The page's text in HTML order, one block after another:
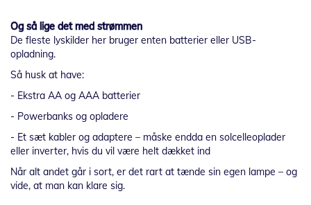
Og så lige det med strømmen
De fleste lyskilder her bruger enten batterier eller USB-
opladning.
Så husk at have:
- Ekstra AA og AAA batterier
- Powerbanks og opladere
- Et sæt kabler og adaptere – måske endda en solcelleoplader
eller inverter, hvis du vil være helt dækket ind
Når alt andet går i sort, er det rart at tænde sin egen lampe – og
vide, at man kan klare sig.